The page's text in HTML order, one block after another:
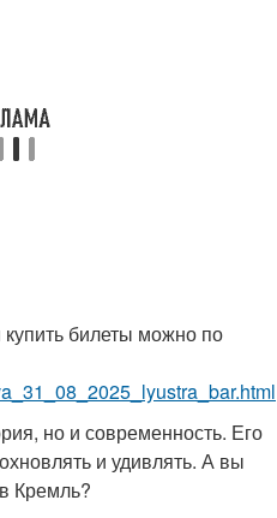
билеты можно по
но и современность. Его
и удивлять. А вы
Кремль?